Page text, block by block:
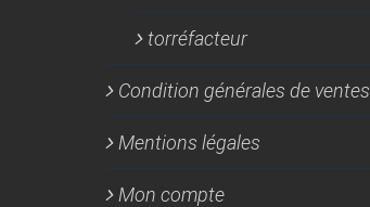
torréfacteur
Condition générales de ventes
Mentions légales
Mon compte